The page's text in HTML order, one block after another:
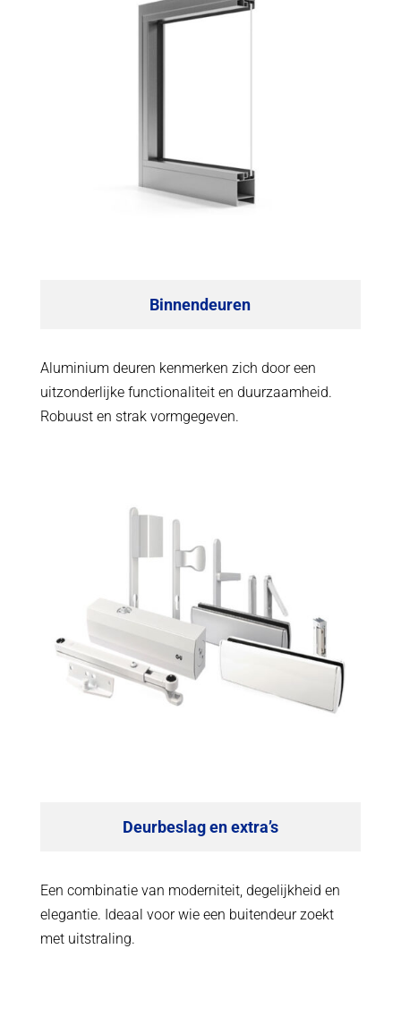
Binnendeuren
Aluminium deuren kenmerken zich door een
uitzonderlijke functionaliteit en duurzaamheid.
Robuust en strak vormgegeven.
Deurbeslag en extra’s
Een combinatie van moderniteit, degelijkheid en
elegantie. Ideaal voor wie een buitendeur zoekt
met uitstraling.